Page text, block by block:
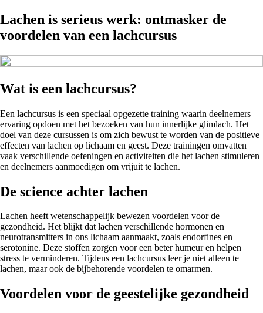
Lachen is serieus werk: ontmasker de
voordelen van een lachcursus
Wat is een lachcursus?
Een lachcursus is een speciaal opgezette training waarin deelnemers
ervaring opdoen met het bezoeken van hun innerlijke glimlach. Het
doel van deze cursussen is om zich bewust te worden van de positieve
effecten van lachen op lichaam en geest. Deze trainingen omvatten
vaak verschillende oefeningen en activiteiten die het lachen stimuleren
en deelnemers aanmoedigen om vrijuit te lachen.
De science achter lachen
Lachen heeft wetenschappelijk bewezen voordelen voor de
gezondheid. Het blijkt dat lachen verschillende hormonen en
neurotransmitters in ons lichaam aanmaakt, zoals endorfines en
serotonine. Deze stoffen zorgen voor een beter humeur en helpen
stress te verminderen. Tijdens een lachcursus leer je niet alleen te
lachen, maar ook de bijbehorende voordelen te omarmen.
Voordelen voor de geestelijke gezondheid